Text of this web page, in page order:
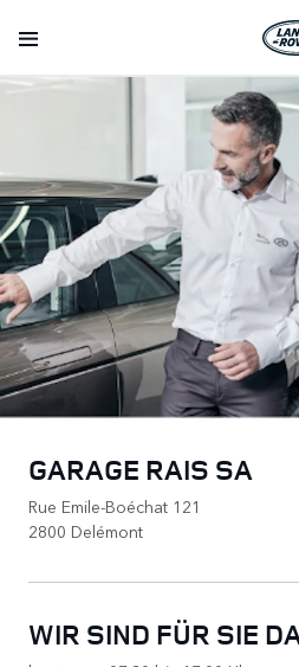
GARAGE RAIS SA
Rue Emile-Boéchat 121
2800 Delémont
WIR SIND FÜR SIE